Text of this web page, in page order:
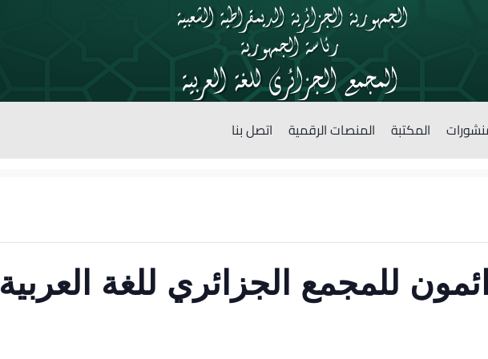
المكتبة المنصات الرقمية اتصل بنا
للمجمع الجزائري للغة العربية